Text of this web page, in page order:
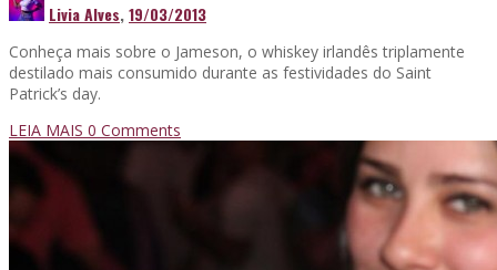
Livia Alves,19/03/2013
Conheça mais sobre o Jameson, o whiskey irlandês triplamente
destilado mais consumido durante as festividades do Saint
Patrick’s day.
LEIA MAIS 0 Comments